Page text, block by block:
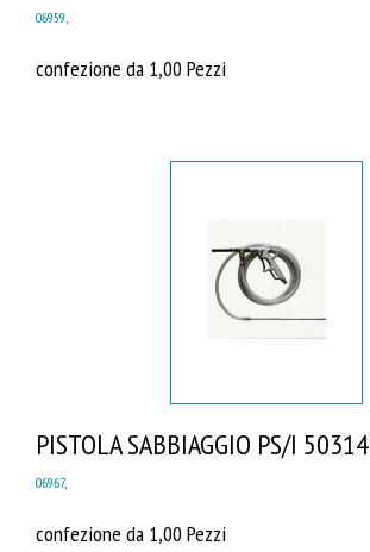
06959,
confezione da 1,00 Pezzi
PISTOLA SABBIAGGIO PS/I 50314
06967,
confezione da 1,00 Pezzi